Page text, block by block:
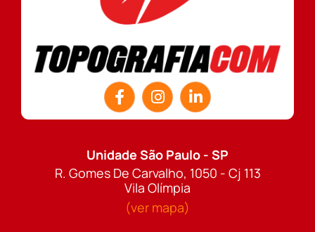
Unidade São Paulo - SP
R. Gomes De Carvalho, 1050 - Cj 113
Vila Olímpia
(ver mapa)